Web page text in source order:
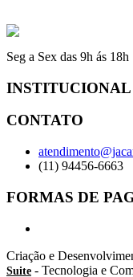
Seg a Sex das 9h ás 18h
INSTITUCIONAL
CONTATO
(11) 94456-6663
FORMAS DE
Criação e
Suite - Tecnologia e